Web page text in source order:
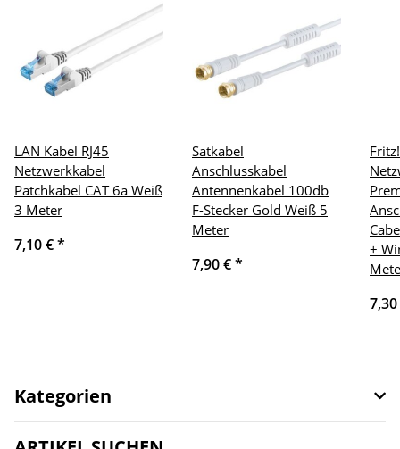
LAN Kabel RJ45
Netzwerkkabel
Patchkabel CAT 6a Weiß
3 Meter
7,10 €*
Satkabel
Anschlusskabel
Antennenkabel 100db
F-Stecker Gold Weiß 5
Meter
7,90 €*
+
Kategorien